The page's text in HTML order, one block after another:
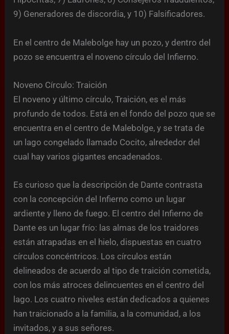
9) Generadores de discordia, y 10) Falsificadores.
En el centro de Malebolge hay un pozo, y dentro del
pozo se encuentra el noveno círculo del Infierno.
Noveno Círculo: Traición
El noveno y último círculo, Traición, es el más
profundo de todos. Está en el fondo del pozo que se
encuentra en el centro de Malebolge, y se trata de
un lago congelado llamado Cocito, alrededor del
cual hay varios gigantes encadenados.
Es curioso que la descripción de Dante contrasta
con la concepción del Infierno como un lugar
ardiente y lleno de fuego. El centro del Infierno de
Dante es un lugar frío: las almas de los traidores
están atrapadas en el hielo, dispuestas en cuatro
círculos concéntricos. Los círculos están
delineados de acuerdo al tipo de traición cometida,
con los más atroces delincuentes en el centro del
lago. Los cuatro niveles están dedicados a quienes
han traicionado a la familia, a la comunidad, a los
invitados, y a sus señores.